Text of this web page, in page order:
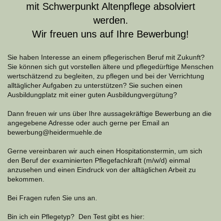
mit Schwerpunkt Altenpflege absolviert
werden.
Wir freuen uns auf Ihre Bewerbung!
Sie haben Interesse an einem pflegerischen Beruf mit Zukunft?
Sie können sich gut vorstellen ältere und pflegedürftige Menschen
wertschätzend zu begleiten, zu pflegen und bei der Verrichtung
alltäglicher Aufgaben zu unterstützen? Sie suchen einen
Ausbildungplatz mit einer guten Ausbildungvergütung?
Dann freuen wir uns über Ihre aussagekräftige Bewerbung an die
angegebene Adresse oder auch gerne per Email an
bewerbung@heidermuehle.de
Gerne vereinbaren wir auch einen Hospitationstermin, um sich
den Beruf der examinierten Pflegefachkraft (m/w/d) einmal
anzusehen und einen Eindruck von der alltäglichen Arbeit zu
bekommen.
Bei Fragen rufen Sie uns an.
Bin ich ein Pflegetyp? Den Test gibt es hier: